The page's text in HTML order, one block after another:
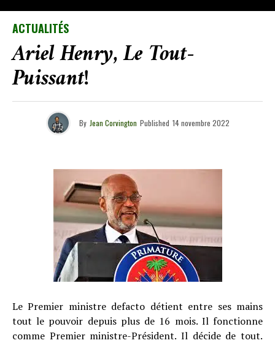
ACTUALITÉS
Ariel Henry, Le Tout-
Puissant!
By Jean Corvington Published 14 novembre 2022
Le Premier ministre defacto détient entre ses mains
tout le pouvoir depuis plus de 16 mois. Il fonctionne
comme Premier ministre-Président. Il décide de tout.